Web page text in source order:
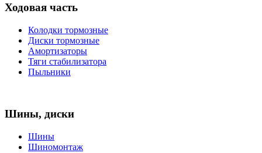
Ходовая часть
Колодки тормозные
Диски тормозные
Амортизаторы
Тяги стабилизатора
Пыльники
Шины, диски
Шины
Шиномонтаж